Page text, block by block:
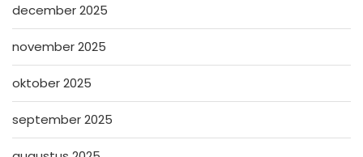
december 2025
november 2025
oktober 2025
september 2025